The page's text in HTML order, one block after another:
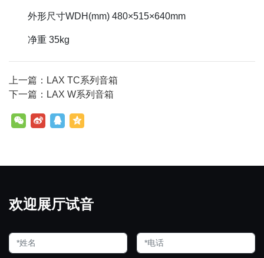
外形尺寸WDH(mm) 480×515×640mm
净重 35kg
上一篇：LAX TC系列音箱
下一篇：LAX W系列音箱
欢迎展厅试音